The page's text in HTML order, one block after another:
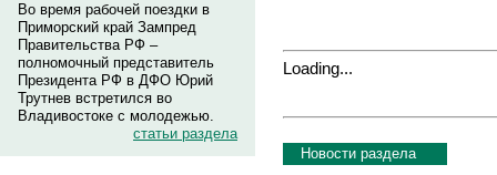
Во время рабочей поездки в
Приморский край Зампред
Правительства РФ –
полномочный представитель
Президента РФ в ДФО Юрий
Трутнев встретился во
Владивостоке с молодежью.
статьи раздела
Loading...
Новости раздела